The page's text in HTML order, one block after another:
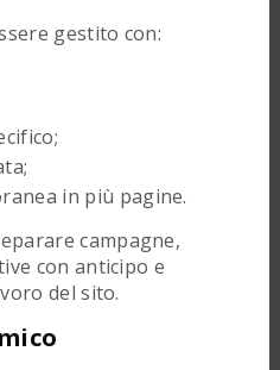
gestito con:
in più pagine.
campagne,
con anticipo e
del sito.